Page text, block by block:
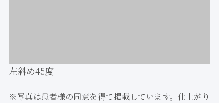
左斜め45度
※写真は患者様の同意を得て掲載しています。仕上がり